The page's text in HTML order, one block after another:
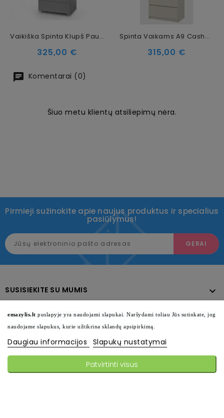
Vaikiška Spinta Klupš Pauline, Pilka
Kaina
325,00 €
Spinta Vaikams A9 Cashmere
Kaina
315,00 €
Komentarai (0)
Šiuo metu klientų atsiliepimų nėra.
Pirmieji sužinokite apie naujus produktus ir specialius
pasiūlymus!
SUSISIEKITE SU MUMIS 

INFORMACIJA
SEKITE MUS
emazylis.lt puslapyje yra naudojami slapukai. Naršydami toliau Jūs sutinkate, jog
naudojame slapukus, kurie užtikrina sklandų apsipirkimą.
Daugiau informacijos Slapukų nustatymai
Patvirtinti visus